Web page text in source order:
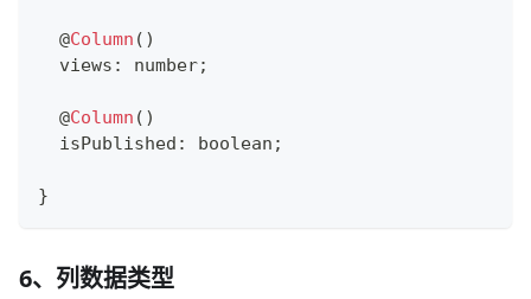
@Column ( )
  views
: number;
@Column ( )
  isPublished
: boolean ;
}
6、列数据类型